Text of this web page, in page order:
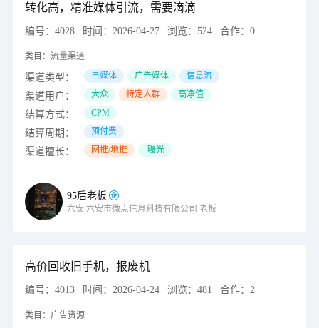
转化高，精准媒体引流，需要滴滴
编号： 4028 时间： 2026-04-27 浏览： 524 合作： 0
类目： 流量渠道
渠道类型： 自媒体 广告媒体 信息流
渠道用户： 大众 特定人群 高净值
结算方式： CPM
结算周期： 预付费
渠道擅长： 网推/地推 曝光
95后老板
六安 六安市微点信息科技有限公司 老板
高价回收旧手机，报废机
编号： 4013 时间： 2026-04-24 浏览： 481 合作： 2
类目： 广告资源